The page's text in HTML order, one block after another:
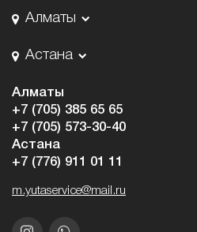
Алматы
Астана
Алматы
+7 (705) 385 65 65
+7 (705) 573-30-40
Астана
+7 (776) 911 01 11
m.yutaservice@mail.ru